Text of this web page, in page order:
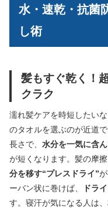
水・速乾・抗菌
し術
髪もすぐ乾く！
クラク
濡れ髪ケアを時短したい
のタオルを選ぶのが近道
長さで、 水分を一気に含
が短くなります。髪の摩
分を移す“プレスドライ”
ーバン状に巻けば、
ドラ
す。寝汗が気になる人は